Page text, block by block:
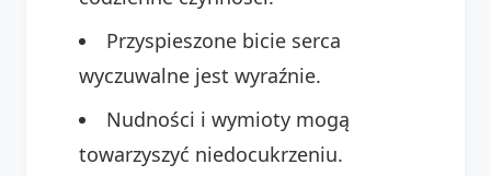
Przyspieszone bicie serca
wyczuwalne jest wyraźnie.
Nudności i wymioty mogą
towarzyszyć niedocukrzeniu.